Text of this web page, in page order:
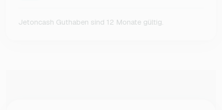
Jetoncash Guthaben sind 12 Monate gültig.